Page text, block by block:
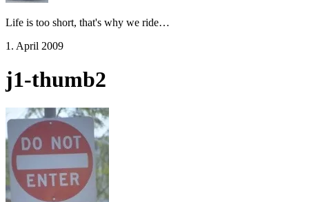
Life is too short, that's why we ride…
1. April 2009
j1-thumb2